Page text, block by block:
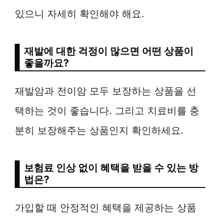
있으니 자세히 확인해야 해요.
재발에 대한 걱정이 많으면 어떤 상품이
좋을까요?
재발암과 전이암 모두 보장하는 상품을 선
택하는 것이 좋습니다. 그리고 치료비를 충
분히 보장해주는 상품인지 확인하세요.
보험료 인상 없이 혜택을 받을 수 있는 방
법은?
가입할 때 안정적인 혜택을 제공하는 상품